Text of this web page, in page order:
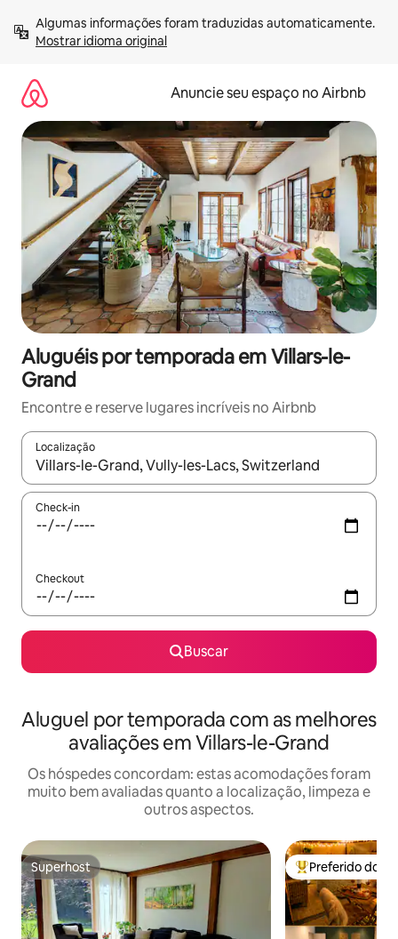
para
Mostrar idioma original
Anuncie seu espaço no Airbnb
Aluguéis por temporada em Villars-le-
Grand
Encontre e reserve lugares incríveis no Airbnb
Localização
Quando os resultados estiverem disponíveis, explore-os
Check-in
Checkout
Buscar
Aluguel por temporada com as melhores
avaliações em Villars-le-Grand
Os hóspedes concordam: estas acomodações foram
muito bem avaliadas quanto a localização, limpeza e
outros aspectos.
Superhost
Superhost Entre os
Preferido dos